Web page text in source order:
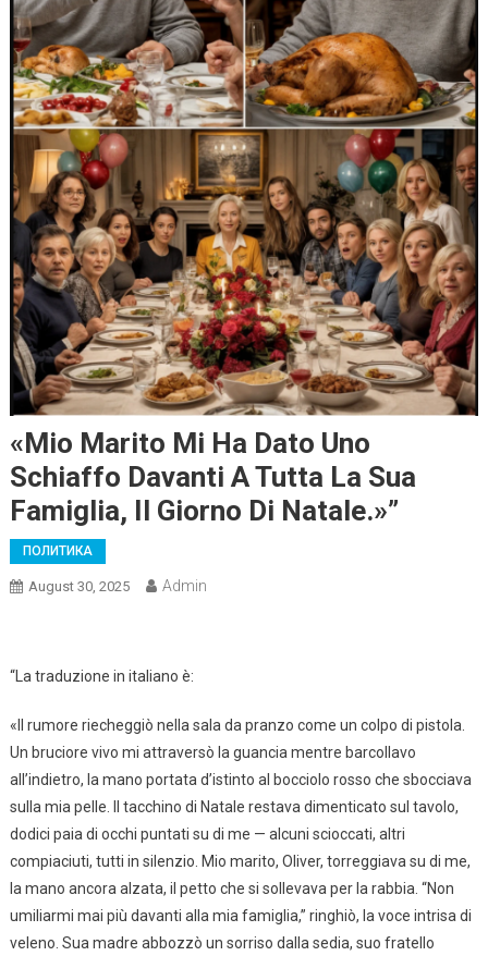
«Mio Marito Mi Ha Dato Uno
Schiaffo Davanti A Tutta La Sua
Famiglia, Il Giorno Di Natale.»”
ПОЛИТИКА
August 30, 2025 Admin
“La traduzione in italiano è:
«Il rumore riecheggiò nella sala da pranzo come un colpo di pistola.
Un bruciore vivo mi attraversò la guancia mentre barcollavo
all’indietro, la mano portata d’istinto al bocciolo rosso che sbocciava
sulla mia pelle. Il tacchino di Natale restava dimenticato sul tavolo,
dodici paia di occhi puntati su di me — alcuni scioccati, altri
compiaciuti, tutti in silenzio. Mio marito, Oliver, torreggiava su di me,
la mano ancora alzata, il petto che si sollevava per la rabbia. “Non
umiliarmi mai più davanti alla mia famiglia,” ringhiò, la voce intrisa di
veleno. Sua madre abbozzò un sorriso dalla sedia, suo fratello